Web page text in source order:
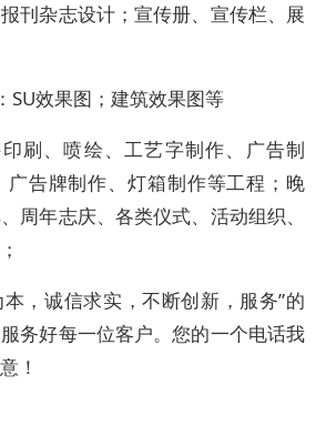
刊杂志设计；宣传册、宣传栏、展
SU效果图；建筑效果图等
刷、喷绘、工艺字制作、广告制
告牌制作、灯箱制作等工程；晚
周年志庆、各类仪式、活动组织、
，诚信求实，不断创新，服务”的
务好每一位客户。您的一个电话我
！